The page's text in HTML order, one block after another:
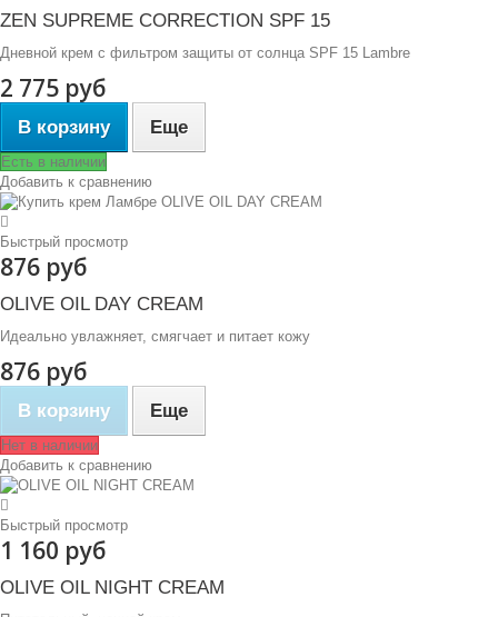
ZEN SUPREME CORRECTION SPF 15
Дневной крем с фильтром защиты от солнца SPF 15 Lambre
2 775 руб
В корзину Еще
Есть в наличии
Добавить к сравнению
Быстрый просмотр
876 руб
OLIVE OIL DAY CREAM
Идеально увлажняет, смягчает и питает кожу
876 руб
В корзину Еще
Нет в наличии
Добавить к сравнению
Быстрый просмотр
1 160 руб
OLIVE OIL NIGHT CREAM